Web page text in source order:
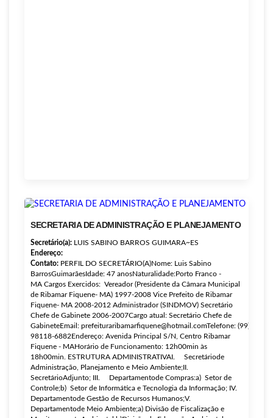
SECRETARIA DE ADMINISTRAÇÃO E PLANEJAMENTO
Secretário(a):
LUIS SABINO BARROS GUIMARA~ES
Endereço:
Contato: PERFIL DO SECRETÁRIO(A)Nome: Luis Sabino
BarrosGuimarãesIdade: 47 anosNaturalidade:Porto Franco -
MA Cargos Exercidos: Vereador (Presidente da Câmara Municipal
de Ribamar Fiquene- MA) 1997-2008 Vice Prefeito de Ribamar
Fiquene- MA 2008-2012 Administrador (SINDMOV) Secretário
Chefe de Gabinete 2006-2007Cargo atual: Secretário Chefe de
GabineteEmail: prefeituraribamarfiquene@hotmail.comTelefone: (99)
98118-6882Endereço: Avenida Principal S/N, Centro Ribamar
Fiquene - MAHorário de Funcionamento: 12h00min às
18h00min. ESTRUTURA ADMINISTRATIVAI. Secretáriode
Administração, Planejamento e Meio Ambiente;II.
SecretárioAdjunto; III. Departamentode Compras:a) Setor de
Controle;b) Setor de Informática e Tecnologia da Informação; IV.
Departamentode Gestão de Recursos Humanos;V.
Departamentode Meio Ambiente;a) Divisão de Fiscalização e